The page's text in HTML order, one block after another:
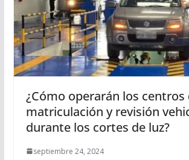
¿Cómo operarán los centros
matriculación y revisión
durante los cortes de luz?
septiembre 24, 2024